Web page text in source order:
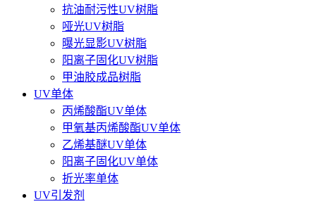
抗油耐污性UV树脂
哑光UV树脂
曝光显影UV树脂
阳离子固化UV树脂
甲油胶成品树脂
UV单体
丙烯酸酯UV单体
甲氧基丙烯酸酯UV单体
乙烯基醚UV单体
阳离子固化UV单体
折光率单体
UV引发剂